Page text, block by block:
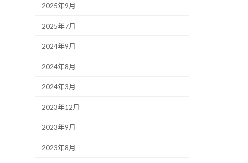
2025年9月
2025年7月
2024年9月
2024年8月
2024年3月
2023年12月
2023年9月
2023年8月